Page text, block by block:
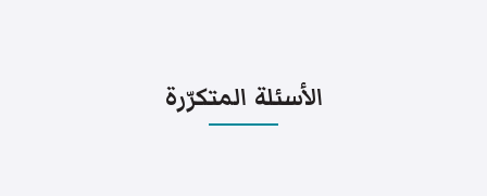
الأسئلة المتكرّرة